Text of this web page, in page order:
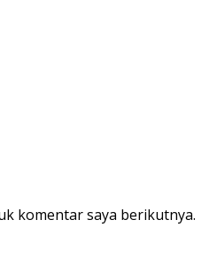
komentar saya berikutnya.